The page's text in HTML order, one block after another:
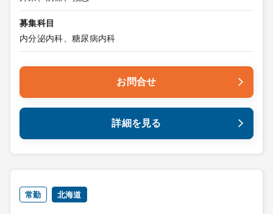
募集科目
内分泌内科、糖尿病内科
お問合せ
詳細を見る
常勤 北海道